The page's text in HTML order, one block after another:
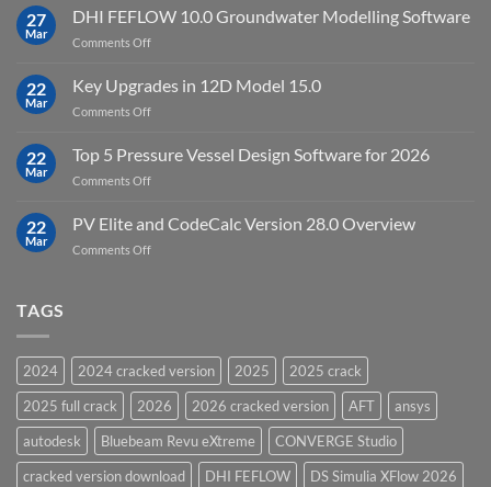
Software
StataNow
MP
19.5
27
Mar
DHI FEFLOW 10.0 Groundwater Modelling Software
Comments Offon
FEFLOW
10.0
Groundwater
Software
22
Mar
Key Upgrades in 12D Model 15.0
Comments Offon
Upgrades
in
12D
15.0
22
Mar
Top 5 Pressure Vessel Design Software for 2026
Comments Offon
Pressure
Vessel
22
Mar
PV Elite and CodeCalc Version 28.0 Overview
Comments Offon
28.0
Overview
TAGS
2024 2024 cracked version 2025
2025 crack
2025 full crack
2026 2026 cracked version AFT
ansys
autodesk
Bluebeam Revu eXtreme
CONVERGE Studio
cracked version download
DHI FEFLOW
DS Simulia XFlow 2026